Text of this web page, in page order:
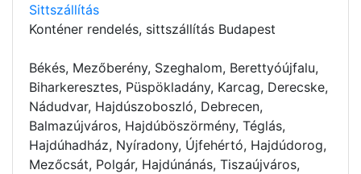
Sittszállítás
Konténer rendelés, sittszállítás Budapest
Békés, Mezőberény, Szeghalom, Berettyóújfalu,
Biharkeresztes, Püspökladány, Karcag, Derecske,
Nádudvar, Hajdúszoboszló, Debrecen,
Balmazújváros, Hajdúböszörmény, Téglás,
Hajdúhadház, Nyíradony, Újfehértó, Hajdúdorog,
Mezőcsát, Polgár, Hajdúnánás, Tiszaújváros,